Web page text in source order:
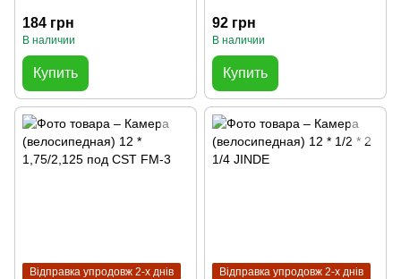
184 грн
В наличии
Купить
92 грн
В наличии
Купить
Відправка упродовж 2-х днів Відправка упродовж 2-х днів